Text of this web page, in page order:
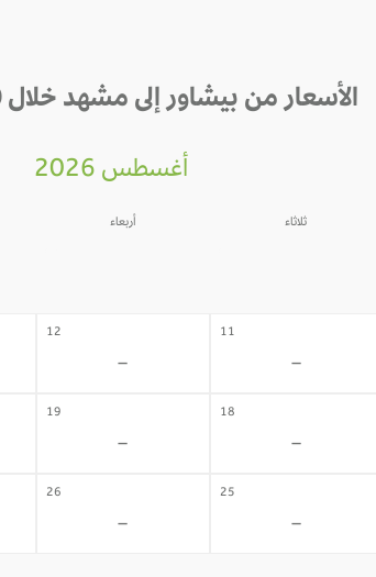
الأسعار من بيشاور إلى مشهد خلال 30 يوم القادمة
أغسطس 2026
ثلاثاء أربعاء
11
-
12
-
18
-
19
-
25
-
26
-